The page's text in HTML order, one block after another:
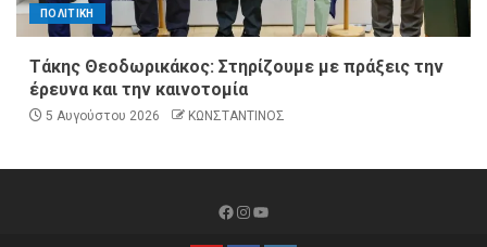
ΠΟΛΙΤΙΚΗ
Τάκης Θεοδωρικάκος: Στηρίζουμε με πράξεις την
έρευνα και την καινοτομία
5 Αυγούστου 2026 ΚΩΝΣΤΑΝΤΙΝΟΣ